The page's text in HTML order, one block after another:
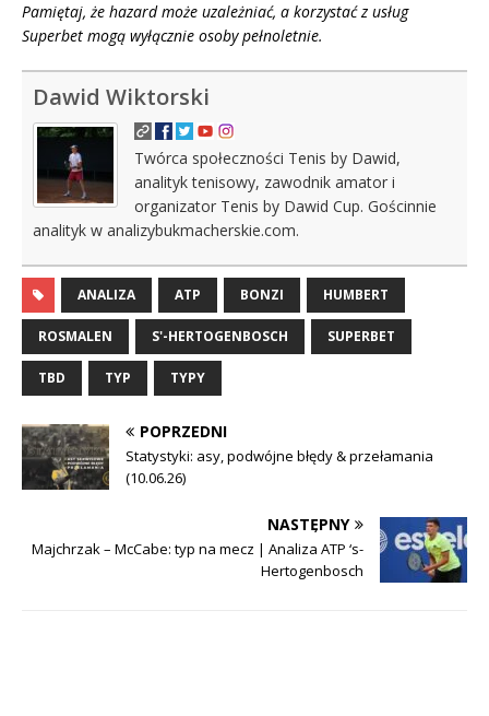
Pamiętaj, że hazard może uzależniać, a korzystać z usług
Superbet mogą wyłącznie osoby pełnoletnie.
Dawid Wiktorski
Twórca społeczności Tenis by Dawid,
analityk tenisowy, zawodnik amator i
organizator Tenis by Dawid Cup. Gościnnie
analityk w analizybukmacherskie.com.
ANALIZA ATP BONZI HUMBERT
ROSMALEN S'-HERTOGENBOSCH SUPERBET
TBD TYP TYPY
POPRZEDNI
Statystyki: asy, podwójne błędy & przełamania
(10.06.26)
NASTĘPNY
Majchrzak – McCabe: typ na mecz | Analiza ATP ‘s-
Hertogenbosch